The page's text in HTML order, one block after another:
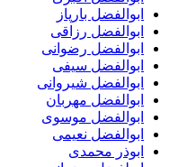
ابوالفضل بارپاز
ابوالفضل رزاقی
ابوالفضل رضوانی
ابوالفضل سیفی
ابوالفضل شیروانی
ابوالفضل مهربان
ابوالفضل موسوی
ابوالفضل نعیمی
ابوذر محمدی